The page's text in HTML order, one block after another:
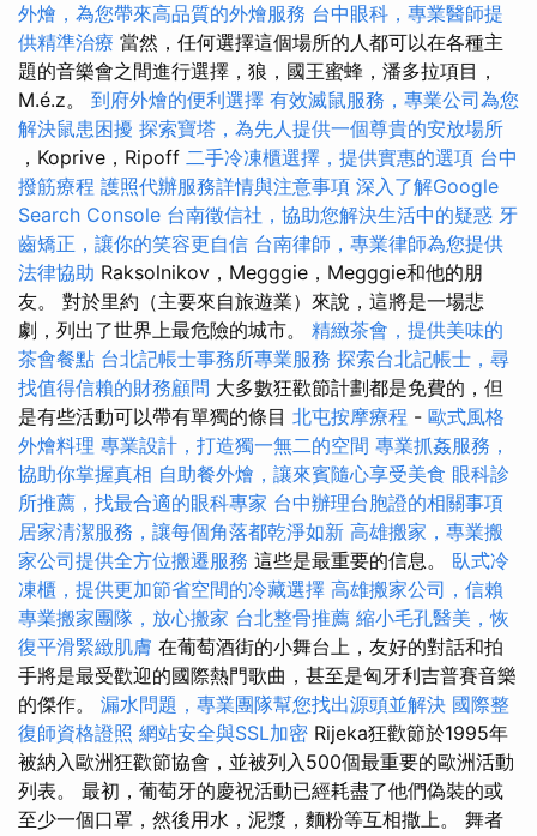
外燴，為您帶來高品質的外燴服務 台中眼科，專業醫師提
供精準治療 當然，任何選擇這個場所的人都可以在各種主
題的音樂會之間進行選擇，狼，國王蜜蜂，潘多拉項目，
M.é.z。 到府外燴的便利選擇 有效滅鼠服務，專業公司為您
解決鼠患困擾 探索寶塔，為先人提供一個尊貴的安放場所
，Koprive，Ripoff 二手冷凍櫃選擇，提供實惠的選項 台中
撥筋療程 護照代辦服務詳情與注意事項 深入了解Google
Search Console 台南徵信社，協助您解決生活中的疑惑 牙
齒矯正，讓你的笑容更自信 台南律師，專業律師為您提供
法律協助 Raksolnikov，Megggie，Megggie和他的朋
友。 對於里約（主要來自旅遊業）來說，這將是一場悲
劇，列出了世界上最危險的城市。 精緻茶會，提供美味的
茶會餐點 台北記帳士事務所專業服務 探索台北記帳士，尋
找值得信賴的財務顧問 大多數狂歡節計劃都是免費的，但
是有些活動可以帶有單獨的條目 北屯按摩療程 - 歐式風格
外燴料理 專業設計，打造獨一無二的空間 專業抓姦服務，
協助你掌握真相 自助餐外燴，讓來賓隨心享受美食 眼科診
所推薦，找最合適的眼科專家 台中辦理台胞證的相關事項
居家清潔服務，讓每個角落都乾淨如新 高雄搬家，專業搬
家公司提供全方位搬遷服務 這些是最重要的信息。 臥式冷
凍櫃，提供更加節省空間的冷藏選擇 高雄搬家公司，信賴
專業搬家團隊，放心搬家 台北整骨推薦 縮小毛孔醫美，恢
復平滑緊緻肌膚 在葡萄酒街的小舞台上，友好的對話和拍
手將是最受歡迎的國際熱門歌曲，甚至是匈牙利吉普賽音樂
的傑作。 漏水問題，專業團隊幫您找出源頭並解決 國際整
復師資格證照 網站安全與SSL加密 Rijeka狂歡節於1995年
被納入歐洲狂歡節協會，並被列入500個最重要的歐洲活動
列表。 最初，葡萄牙的慶祝活動已經耗盡了他們偽裝的或
至少一個口罩，然後用水，泥漿，麵粉等互相撒上。 舞者